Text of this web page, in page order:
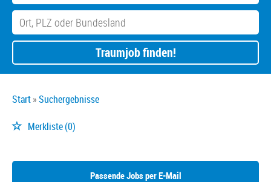
Traumjob finden!
Start Suchergebnisse
Merkliste(0)
Passende Jobs per E-Mail